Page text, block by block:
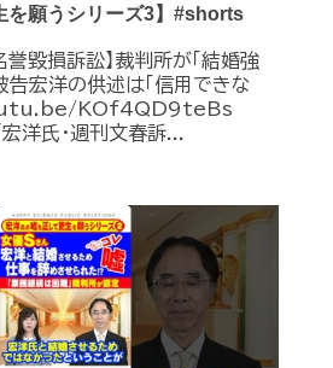
を願うシリーズ3】#shorts
誉毀損訴訟】裁判所が「結婚強
告宏洋の供述は「信用できな
KOf4QD9teBs
洋氏・週刊文春訴...